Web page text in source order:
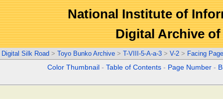
National Institute of
Digital Archive
Digital Silk Road > Toyo Bunko Archive > T-VIII-5-A-a-3 > V-2 > Facing
Color Thumbnail -Table of Contents - Page Number -